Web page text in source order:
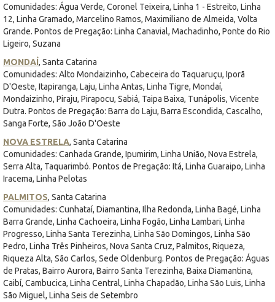
Comunidades: Água Verde, Coronel Teixeira, Linha 1 - Estreito, Linha
12, Linha Gramado, Marcelino Ramos, Maximiliano de Almeida, Volta
Grande. Pontos de Pregação: Linha Canavial, Machadinho, Ponte do Rio
Ligeiro, Suzana
MONDAÍ, Santa Catarina
Comunidades: Alto Mondaizinho, Cabeceira do Taquaruçu, Iporã
D'Oeste, Itapiranga, Laju, Linha Antas, Linha Tigre, Mondaí,
Mondaizinho, Piraju, Pirapocu, Sabiá, Taipa Baixa, Tunápolis, Vicente
Dutra. Pontos de Pregação: Barra do Laju, Barra Escondida, Cascalho,
Sanga Forte, São João D'Oeste
NOVA ESTRELA, Santa Catarina
Comunidades: Canhada Grande, Ipumirim, Linha União, Nova Estrela,
Serra Alta, Taquarimbó. Pontos de Pregação: Itá, Linha Guaraipo, Linha
Iracema, Linha Pelotas
PALMITOS, Santa Catarina
Comunidades: Cunhataí, Diamantina, Ilha Redonda, Linha Bagé, Linha
Barra Grande, Linha Cachoeira, Linha Fogão, Linha Lambari, Linha
Progresso, Linha Santa Terezinha, Linha São Domingos, Linha São
Pedro, Linha Três Pinheiros, Nova Santa Cruz, Palmitos, Riqueza,
Riqueza Alta, São Carlos, Sede Oldenburg. Pontos de Pregação: Águas
de Pratas, Bairro Aurora, Bairro Santa Terezinha, Baixa Diamantina,
Caibí, Cambucica, Linha Central, Linha Chapadão, Linha São Luis, Linha
São Miguel, Linha Seis de Setembro